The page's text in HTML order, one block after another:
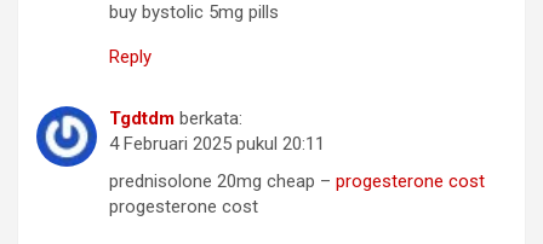
buy bystolic 5mg pills
Reply
Tgdtdm berkata:
4 Februari 2025 pukul 20:11
prednisolone 20mg cheap – progesterone cost
progesterone cost